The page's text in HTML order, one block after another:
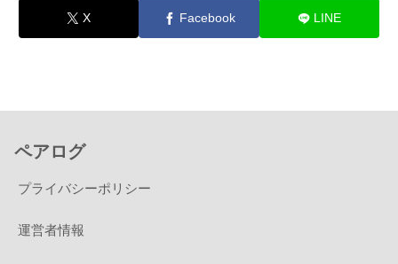
X Facebook LINE
ペアログ
プライバシーポリシー
運営者情報